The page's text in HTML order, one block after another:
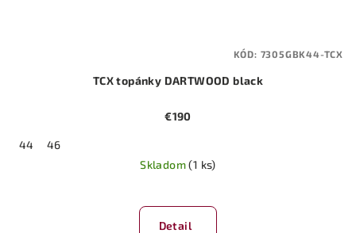
TCX topánky DARTWOOD black
€190
44
46
Skladom(1 ks)
Detail
KÓD: 7305GBK44-TCX